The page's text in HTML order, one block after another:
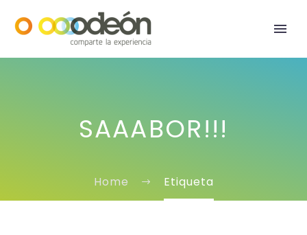
SAAABOR!!!
Home Etiqueta